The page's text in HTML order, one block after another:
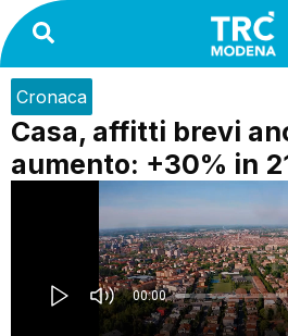
Cronaca
Casa, affitti brevi
aumento: +30% in